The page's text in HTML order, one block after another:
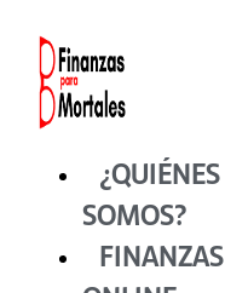
contenido
¿QUIÉNES
SOMOS?
FINANZAS